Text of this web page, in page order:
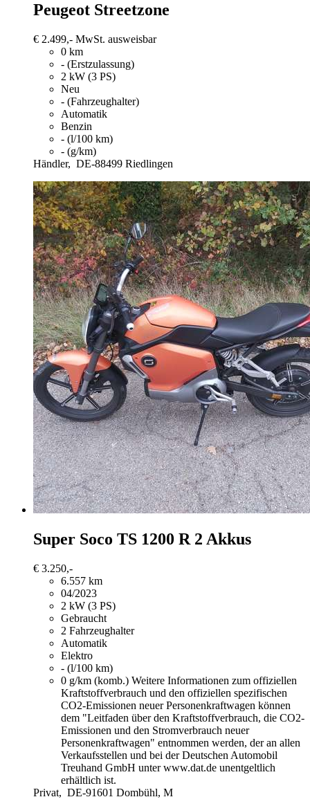
Peugeot Streetzone
€ 2.499,- MwSt. ausweisbar
0 km
- (Erstzulassung)
2 kW (3 PS)
Neu
- (Fahrzeughalter)
Automatik
Benzin
- (l/100 km)
- (g/km)
Händler, DE-88499 Riedlingen
Super Soco TS 1200 R 2 Akkus
€ 3.250,-
6.557 km
04/2023
2 kW (3 PS)
Gebraucht
2 Fahrzeughalter
Automatik
Elektro
- (l/100 km)
0 g/km (komb.) Weitere Informationen zum offiziellen
Kraftstoffverbrauch und den offiziellen spezifischen
CO2-Emissionen neuer Personenkraftwagen können
dem "Leitfaden über den Kraftstoffverbrauch, die CO2-
Emissionen und den Stromverbrauch neuer
Personenkraftwagen" entnommen werden, der an allen
Verkaufsstellen und bei der Deutschen Automobil
Treuhand GmbH unter www.dat.de unentgeltlich
erhältlich ist.
Privat, DE-91601 Dombühl, M